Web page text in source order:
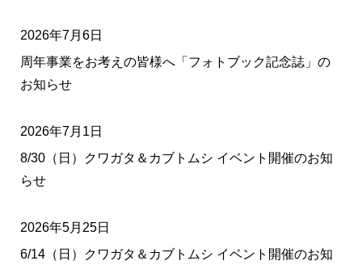
2026年7月6日
周年事業をお考えの皆様へ「フォトブック記念誌」の
お知らせ
2026年7月1日
8/30（日）クワガタ＆カブトムシ イベント開催のお知
らせ
2026年5月25日
6/14（日）クワガタ＆カブトムシ イベント開催のお知